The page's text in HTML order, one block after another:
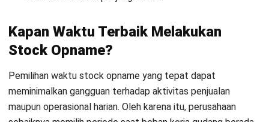
Setelah beralih ke cycle counting untuk barang fast-moving
dan blind count untuk item yang sering bermasalah,
kesalahan dapat terdeteksi lebih cepat. Proses
pengecekan juga dapat dilakukan tanpa menghentikan
aktivitas gudang.